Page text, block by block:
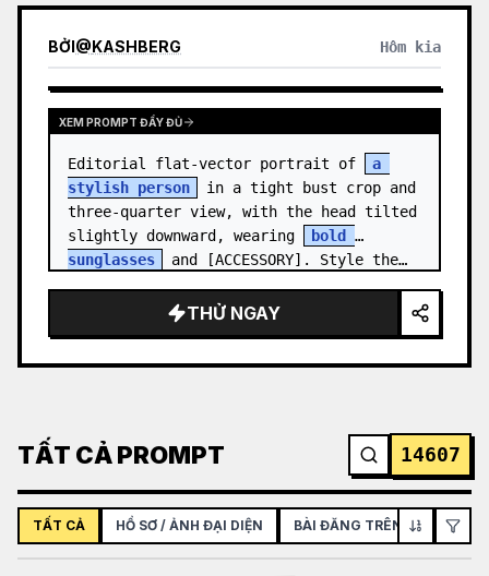
BỞI@KASHBERG Hôm kia
XEM PROMPT ĐẦY ĐỦ
Editorial flat-vector portrait of
a
stylish person
in a tight bust crop and
three-quarter view, with the head tilted
slightly downward, wearing
bold
sunglasses
and [ACCESSORY]. Style the…
THỬ NGAY
TẤT CẢ PROMPT 14607
TẤT CẢ HỒ SƠ / ẢNH ĐẠI DIỆN BÀI ĐĂNG TRÊN MẠNG XÃ